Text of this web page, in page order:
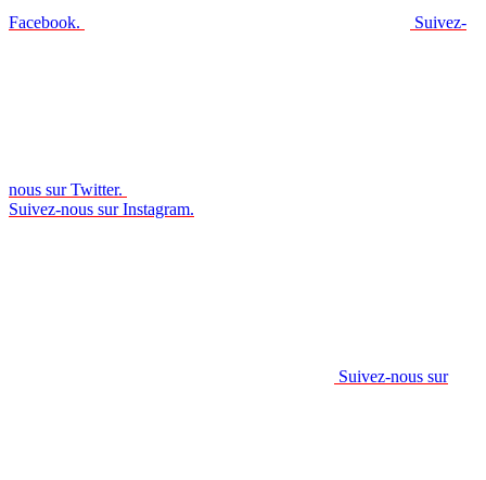
Facebook. Suivez-
nous sur Twitter.
Suivez-nous sur Instagram.
Suivez-nous sur